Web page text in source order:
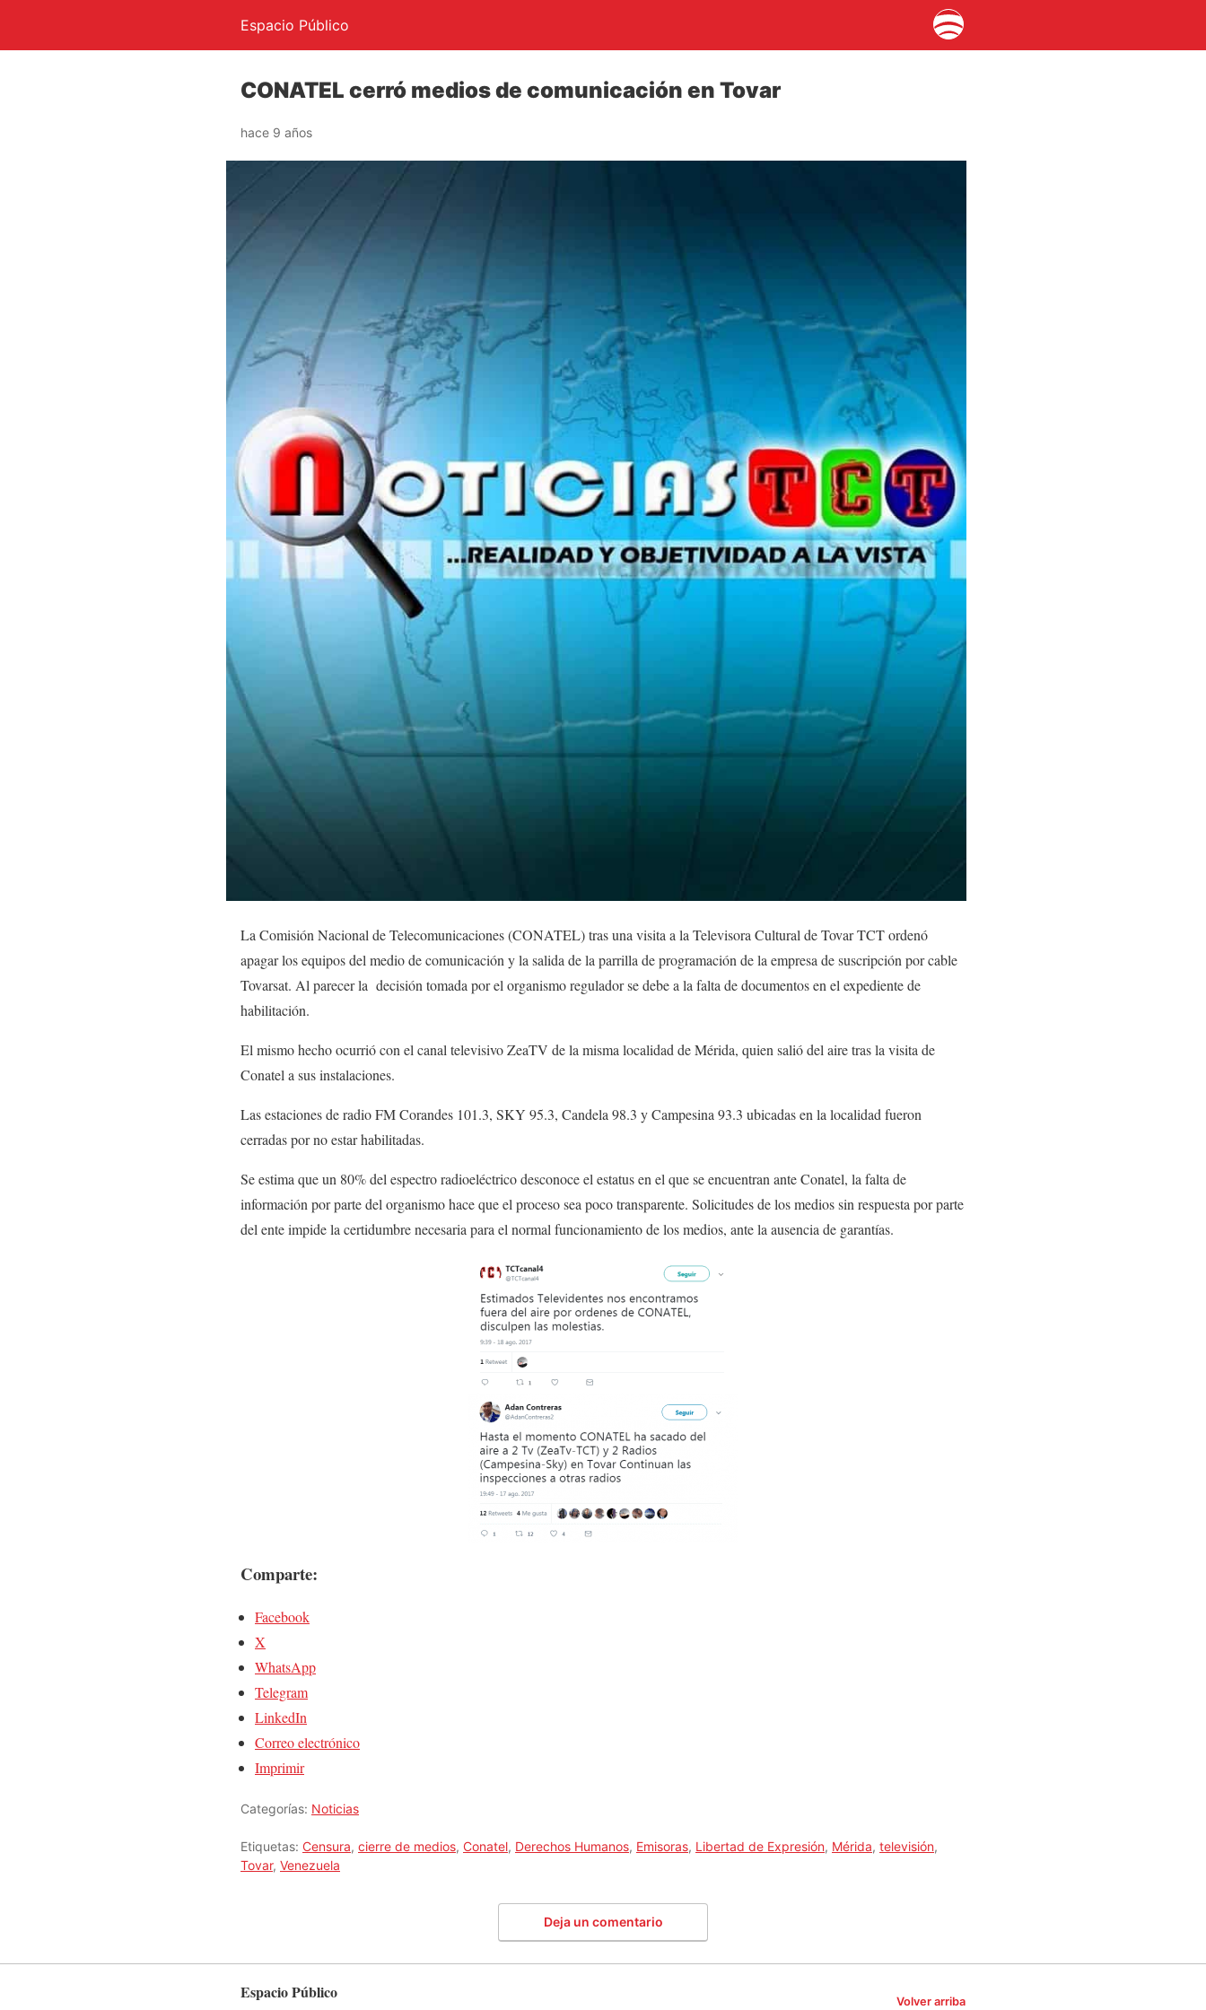
Espacio Público
CONATEL cerró medios de comunicación en Tovar
hace 9 años
La Comisión Nacional de Telecomunicaciones (CONATEL) tras una visita a la Televisora Cultural de Tovar TCT ordenó
apagar los equipos del medio de comunicación y la salida de la parrilla de programación de la empresa de suscripción por cable
Tovarsat. Al parecer la decisión tomada por el organismo regulador se debe a la falta de documentos en el expediente de
habilitación.
El mismo hecho ocurrió con el canal televisivo ZeaTV de la misma localidad de Mérida, quien salió del aire tras la visita de
Conatel a sus instalaciones.
Las estaciones de radio FM Corandes 101.3, SKY 95.3, Candela 98.3 y Campesina 93.3 ubicadas en la localidad fueron
cerradas por no estar habilitadas.
Se estima que un 80% del espectro radioeléctrico desconoce el estatus en el que se encuentran ante Conatel, la falta de
información por parte del organismo hace que el proceso sea poco transparente. Solicitudes de los medios sin respuesta por parte
del ente impide la certidumbre necesaria para el normal funcionamiento de los medios, ante la ausencia de garantías.
Comparte:
Facebook
X
WhatsApp
Telegram
LinkedIn
Correo electrónico
Imprimir
Categorías: Noticias
Etiquetas: Censura, cierre de medios, Conatel, Derechos Humanos, Emisoras, Libertad de Expresión, Mérida, televisión,
Tovar, Venezuela
Deja un comentario
Espacio Público Volver arriba